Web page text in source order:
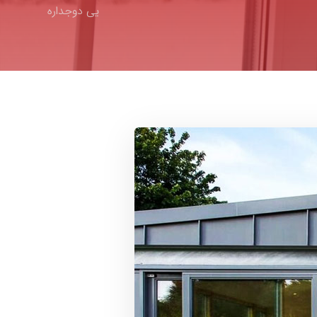
یی دوجداره